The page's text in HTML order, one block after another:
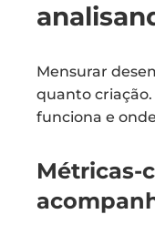
Mensurar
quanto
funciona e
Métricas-